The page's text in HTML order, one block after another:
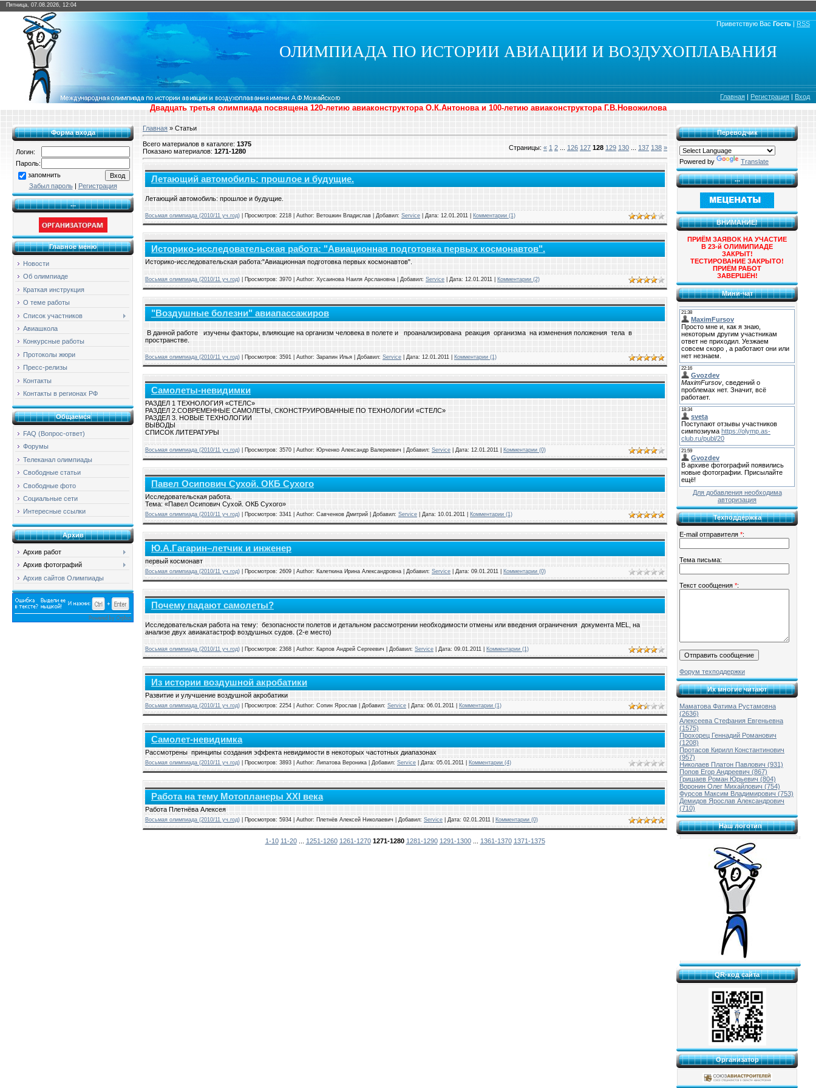
Пятница, 07.08.2026, 12:04
Приветствую Вас Гость | RSS
ОЛИМПИАДА ПО ИСТОРИИ АВИАЦИИ И ВОЗДУХОПЛАВАНИЯ
Главная | Регистрация | Вход
Двадцать третья олимпиада посвящена 120-летию авиаконструктора О.К.Антонова и 100-летию авиаконструктора Г.В.Новожилова
Форма входа
Логин:
Пароль:
запомнить
Забыл пароль| Регистрация
...
Главное меню
Новости
Об олимпиаде
Краткая инструкция
О теме работы
Список участников
Авиашкола
Конкурсные работы
Протоколы жюри
Пресс-релизы
Контакты
Контакты в регионах РФ
Общаемся
FAQ (Вопрос-ответ)
Форумы
Телеканал олимпиады
Свободные статьи
Свободные фото
Социальные сети
Интересные ссылки
Архив
Архив работ
Архив фотографий
Архив сайтов Олимпиады
Главная » Статьи
Всего материалов в каталоге: 1375
Показано материалов: 1271-1280 Страницы: « 1 2 126 127 128 129 130 137 138 »
Летающий автомобиль: прошлое и будущие.
Летающий автомобиль: прошлое и будущие.
Восьмая олимпиада (2010/11 уч.год) | Просмотров: 2218 | Author: Ветошкин Владислав | Добавил: Service | Дата: 12.01.2011 Комментарии (1)
Историко-исследовательская работа: "Авиационная подготовка первых космонавтов".
Историко-исследовательская работа:"Авиационная подготовка первых космонавтов".
Восьмая олимпиада (2010/11 уч.год) | Просмотров: 3970 | Author: Хусаинова Наиля Арслановна | Добавил: Service | Дата: 12.01.2011 Комментарии (2)
"Воздушные болезни" авиапассажиров
В данной работе изучены факторы, влияющие на организм человека в полете и проанализирована реакция организма на изменения положения тела в
пространстве.
Восьмая олимпиада (2010/11 уч.год) | Просмотров: 3591 | Author: Зарапин Илья | Добавил: Service | Дата: 12.01.2011 Комментарии (1)
Самолеты-невидимки
РАЗДЕЛ 1 ТЕХНОЛОГИЯ «СТЕЛС»
РАЗДЕЛ 2.СОВРЕМЕННЫЕ САМОЛЕТЫ, СКОНСТРУИРОВАННЫЕ ПО ТЕХНОЛОГИИ «СТЕЛС»
РАЗДЕЛ 3. НОВЫЕ ТЕХНОЛОГИИ
ВЫВОДЫ
СПИСОК ЛИТЕРАТУРЫ
Восьмая олимпиада (2010/11 уч.год) | Просмотров: 3570 | Author: Юрченко Александр Валериевич | Добавил: Service | Дата: 12.01.2011 Комментарии (0)
Павел Осипович Сухой. ОКБ Сухого
Исследовательская работа.
Тема: «Павел Осипович Сухой. ОКБ Сухого»
Восьмая олимпиада (2010/11 уч.год) | Просмотров: 3341 | Author: Савченков Дмитрий | Добавил: Service | Дата: 10.01.2011 Комментарии (1)
Ю.А.Гагарин–летчик и инженер
первый космонавт
Восьмая олимпиада (2010/11 уч.год) | Просмотров: 2609 | Author: Калеткина Ирина Александровна | Добавил: Service | Дата: 09.01.2011 Комментарии (0)
Почему падают самолеты?
Исследовательская работа на тему: безопасности полетов и детальном рассмотрении необходимости отмены или введения ограничения документа MEL, на
анализе двух авиакатастроф воздушных судов. (2-е место)
Восьмая олимпиада (2010/11 уч.год) | Просмотров: 2368 | Author: Карпов Андрей Сергеевич | Добавил: Service | Дата: 09.01.2011 Комментарии (1)
Из истории воздушной акробатики
Развитие и улучшение воздушной акробатики
Восьмая олимпиада (2010/11 уч.год) | Просмотров: 2254 | Author: Сопин Ярослав | Добавил: Service | Дата: 06.01.2011 Комментарии (1)
Самолет-невидимка
Рассмотрены принципы создания эффекта невидимости в некоторых частотных диапазонах
Восьмая олимпиада (2010/11 уч.год) | Просмотров: 3893 | Author: Липатова Вероника | Добавил: Service | Дата: 05.01.2011 Комментарии (4)
Работа на тему Мотопланеры ХХI века
Работа Плетнёва Алексея
Восьмая олимпиада (2010/11 уч.год) | Просмотров: 5934 | Author: Плетнёв Алексей Николаевич | Добавил: Service | Дата: 02.01.2011 Комментарии (0)
1-10 11-20 1251-1260 1261-1270 1271-1280 1281-1290 1291-1300 1361-1370 1371-1375
Переводчик
Powered by Translate
...
ВНИМАНИЕ!
ПРИЁМ ЗАЯВОК НА УЧАСТИЕ
В 23-й ОЛИМИПИАДЕ
ЗАКРЫТ!
ТЕСТИРОВАНИЕ ЗАКРЫТО!
ПРИЁМ РАБОТ
ЗАВЕРШЁН!
Мини-чат
Для добавления необходима
авторизация
Техподдержка
E-mail отправителя *:
Тема письма:
Текст сообщения *:
Форум техподдержки
Их многие читают
Маматова Фатима Рустамовна
(2636)
Алексеева Стефания Евгеньевна
(1575)
Прохорец Геннадий Романович
(1208)
Протасов Кирилл Константинович
(957)
Николаев Платон Павлович (931)
Попов Егор Андреевич (867)
Гришаев Роман Юрьевич (804)
Воронин Олег Михайлович (754)
Фурсов Максим Владимирович (753)
Демидов Ярослав Александрович
(710)
Наш логотип
QR-код сайта
Организатор